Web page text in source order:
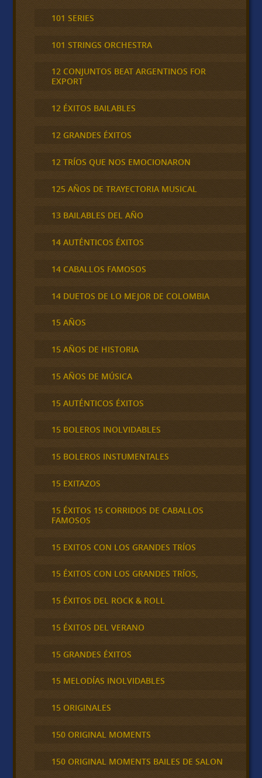
101 SERIES
101 STRINGS ORCHESTRA
12 CONJUNTOS BEAT ARGENTINOS FOR
EXPORT
12 ÉXITOS BAILABLES
12 GRANDES ÉXITOS
12 TRÍOS QUE NOS EMOCIONARON
125 AÑOS DE TRAYECTORIA MUSICAL
13 BAILABLES DEL AÑO
14 AUTÉNTICOS ÉXITOS
14 CABALLOS FAMOSOS
14 DUETOS DE LO MEJOR DE COLOMBIA
15 AÑOS
15 AÑOS DE HISTORIA
15 AÑOS DE MÚSICA
15 AUTÉNTICOS ÉXITOS
15 BOLEROS INOLVIDABLES
15 BOLEROS INSTUMENTALES
15 EXITAZOS
15 ÉXITOS 15 CORRIDOS DE CABALLOS
FAMOSOS
15 EXITOS CON LOS GRANDES TRÍOS
15 ÉXITOS CON LOS GRANDES TRÍOS,
15 ÉXITOS DEL ROCK & ROLL
15 ÉXITOS DEL VERANO
15 GRANDES ÉXITOS
15 MELODÍAS INOLVIDABLES
15 ORIGINALES
150 ORIGINAL MOMENTS
150 ORIGINAL MOMENTS BAILES DE SALON